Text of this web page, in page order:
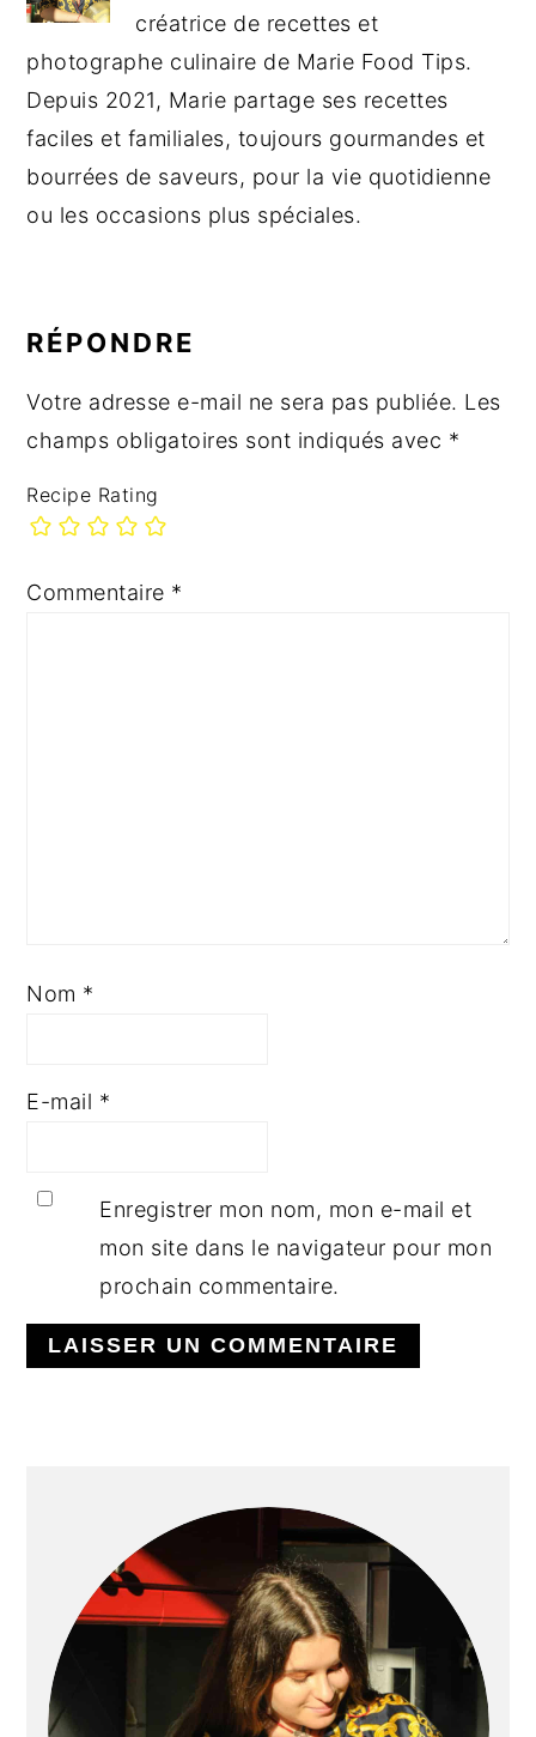
créatrice de recettes et
photographe culinaire de Marie Food Tips.
Depuis 2021, Marie partage ses recettes
faciles et familiales, toujours gourmandes et
bourrées de saveurs, pour la vie quotidienne
ou les occasions plus spéciales.
DU
LECTEUR
RÉPONDRE
Votre adresse e-mail ne sera pas publiée. Les
champs obligatoires sont indiqués avec *
Recipe Rating
Commentaire *
Nom *
E-mail *
Enregistrer mon nom, mon e-mail et
mon site dans le navigateur pour mon
prochain commentaire.
LATÉRALE
PRINCIPALE